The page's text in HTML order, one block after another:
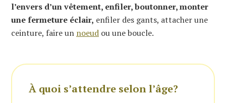
l’envers d’un vêtement, enfiler, boutonner, monter
une fermeture éclair, enfiler des gants, attacher une
ceinture, faire un noeud ou une boucle.
À quoi s’attendre selon l’âge?